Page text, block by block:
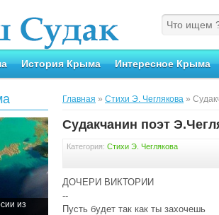
История Крыма Интересное Крыма
из
Главная » Стихи Э. Чеглякова »
Судакчанин поэт
Категория: Стихи Э. Чеглякова
ДОЧЕРИ ВИКТОРИИ
--
Пусть будет так как ты захочешь